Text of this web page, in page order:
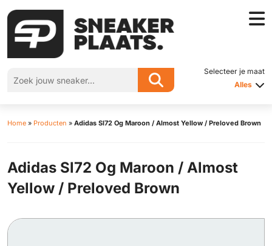
Selecteer je maat
Alles
Home » Producten » Adidas Sl72 Og Maroon / Almost Yellow / Preloved Brown
Adidas Sl72 Og Maroon / Almost
Yellow / Preloved Brown